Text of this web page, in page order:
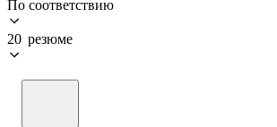
По соответствию
20 резюме